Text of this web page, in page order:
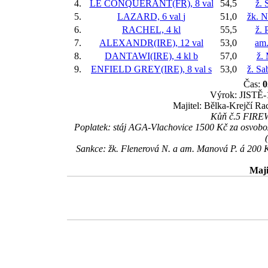
4. LE CONQUERANT(FR), 8 val 54,5
ž.
5.
LAZARD, 6 val j 51,0
žk.
6.
RACHEL, 4 kl 55,5
ž.
7.
ALEXANDR(IRE), 12 val 53,0
8.
DANTAWI(IRE), 4 kl b 57,0
ž.
9.
ENFIELD GREY(IRE), 8 val s 53,0
ž.
Čas:
Výrok: JISTĚ-
Majitel: Bělka-Krejčí
Kůň č.5
Poplatek: stáj AGA-Vlachovice 1500 Kč za
Sankce: žk. Flenerová N. a am. Manová P. á